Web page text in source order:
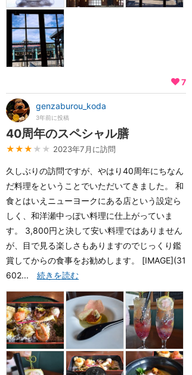
7
genzaburou_koda
3年前に投稿
40周年のスペシャル膳
★★★ ★★ 2023年7月に訪問
久しぶりの訪問ですが、やはり40周年にちなん
だ料理をということでいただいてきました。 和
食とはいえニューヨークにある店という設定ら
しく、和洋瀬中っぽい料理に仕上がっていま
す。 3,800円と決して安い料理ではありません
が、目で見る楽しさもありますのでじっくり鑑
賞してからの食事をお勧めします。 [IMAGE](31
602... 続きを読む